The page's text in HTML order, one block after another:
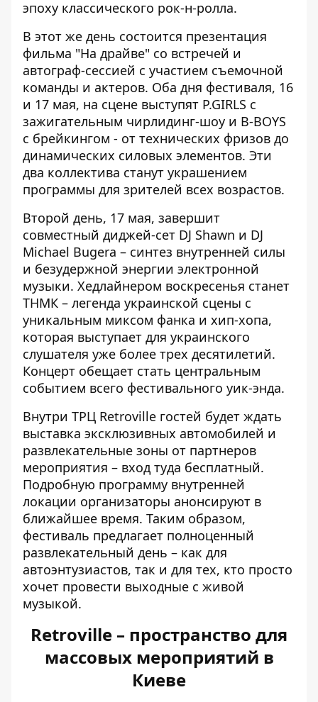
эпоху классического рок-н-ролла.
В этот же день состоится презентация
фильма "На драйве" со встречей и
автограф-сессией с участием съемочной
команды и актеров. Оба дня фестиваля, 16
и 17 мая, на сцене выступят P.GIRLS с
зажигательным чирлидинг-шоу и B-BOYS
с брейкингом - от технических фризов до
динамических силовых элементов. Эти
два коллектива станут украшением
программы для зрителей всех возрастов.
Второй день, 17 мая, завершит
совместный диджей-сет DJ Shawn и DJ
Michael Bugera – синтез внутренней силы
и безудержной энергии электронной
музыки. Хедлайнером воскресенья станет
ТНМК – легенда украинской сцены с
уникальным миксом фанка и хип-хопа,
которая выступает для украинского
слушателя уже более трех десятилетий.
Концерт обещает стать центральным
событием всего фестивального уик-энда.
Внутри ТРЦ Retroville гостей будет ждать
выставка эксклюзивных автомобилей и
развлекательные зоны от партнеров
мероприятия – вход туда бесплатный.
Подробную программу внутренней
локации организаторы анонсируют в
ближайшее время. Таким образом,
фестиваль предлагает полноценный
развлекательный день – как для
автоэнтузиастов, так и для тех, кто просто
хочет провести выходные с живой
музыкой.
Retroville – пространство для
массовых мероприятий в
Киеве